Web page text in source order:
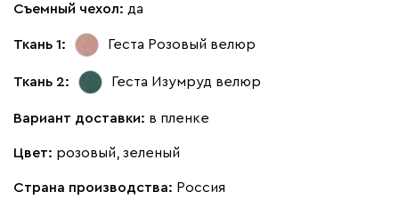
020 120 236
Съемный чехол: да
Ткань 1: Геста Розовый велюр
Ткань 2: Геста Изумруд велюр
Вариант доставки: в пленке
Цвет: розовый, зеленый
Страна производства: Россия